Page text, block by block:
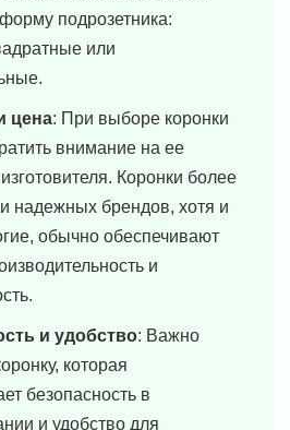
подрозетника:
или
цена: При выборе коронки
внимание на ее
Коронки более
надежных брендов, хотя и
обычно обеспечивают
и
и удобство: Важно
которая
безопасность в
и удобство для